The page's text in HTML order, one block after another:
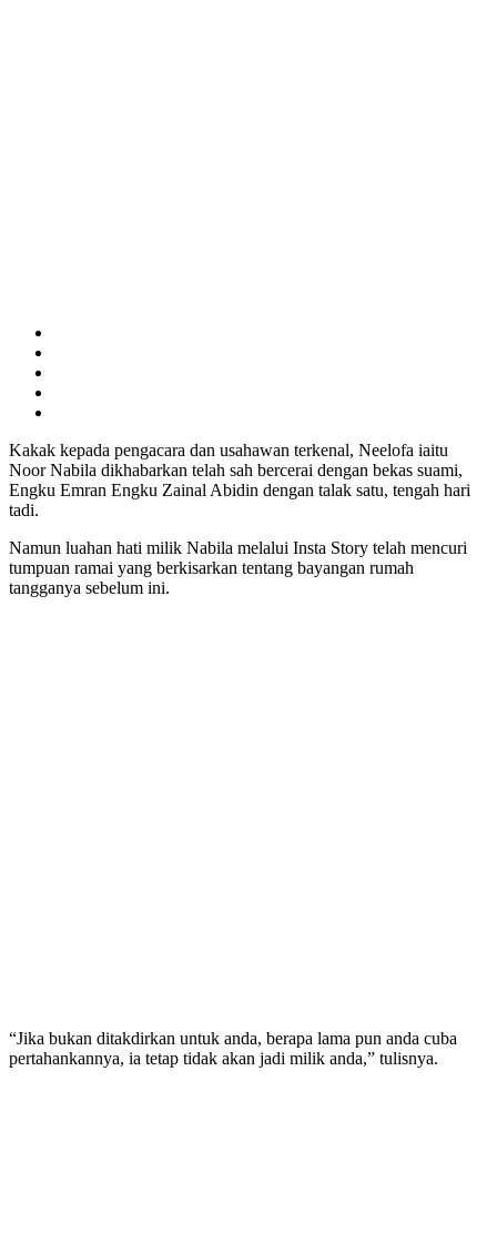
Kakak kepada pengacara dan usahawan terkenal, Neelofa iaitu
Noor Nabila dikhabarkan telah sah bercerai dengan bekas suami,
Engku Emran Engku Zainal Abidin dengan talak satu, tengah hari
tadi.
Namun luahan hati milik Nabila melalui Insta Story telah mencuri
tumpuan ramai yang berkisarkan tentang bayangan rumah
tangganya sebelum ini.
“Jika bukan ditakdirkan untuk anda, berapa lama pun anda cuba
pertahankannya, ia tetap tidak akan jadi milik anda,” tulisnya.